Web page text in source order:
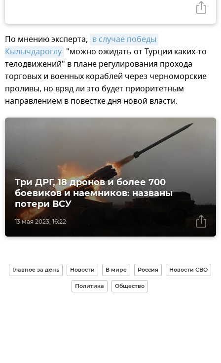
По мнению эксперта, в случае победы
Кылычдароглу "можно ожидать от Турции каких-то
телодвижений" в плане регулирования прохода
торговых и военных кораблей через черноморские
проливы, но вряд ли это будет приоритетным
направлением в повестке дня новой власти.
13 мая 2023, 16:22
Три ДРГ, 18 дронов и более 700
боевиков и наемников: названы
потери ВСУ
Главное за день Новости В мире Россия Новости СВО
Политика Общество